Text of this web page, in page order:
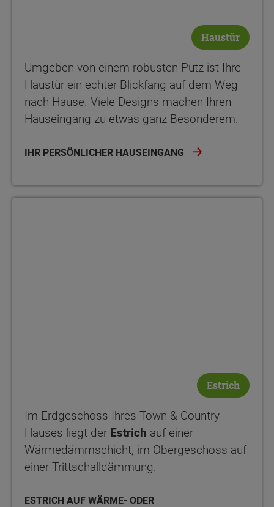
Haustür
Umgeben von einem robusten Putz ist Ihre
Haustür ein echter Blickfang auf dem Weg
nach Hause. Viele Designs machen Ihren
Hauseingang zu etwas ganz Besonderem.
IHR PERSÖNLICHER HAUSEINGANG
Estrich
Im Erdgeschoss Ihres Town & Country
Hauses liegt der Estrich auf einer
Wärmedämmschicht, im Obergeschoss auf
einer Trittschalldämmung.
ESTRICH AUF WÄRME- ODER